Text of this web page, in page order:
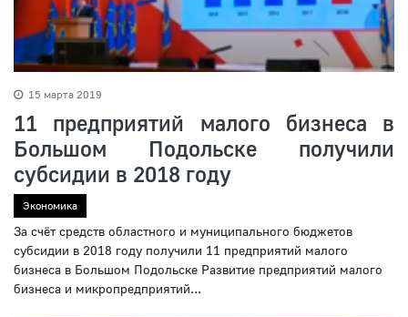
15 марта 2019
11 предприятий малого бизнеса в
Большом Подольске получили
субсидии в 2018 году
Экономика
За счёт средств областного и муниципального бюджетов
субсидии в 2018 году получили 11 предприятий малого
бизнеса в Большом Подольске Развитие предприятий малого
бизнеса и микропредприятий...